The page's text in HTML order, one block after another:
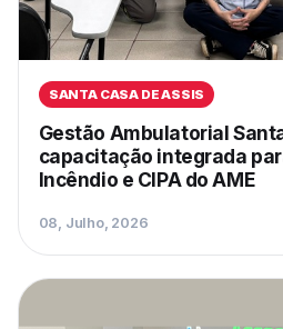
SANTA CASA DE ASSIS
Gestão Ambulatorial
capacitação integrada
Incêndio e CIPA do AME
08, Julho, 2026